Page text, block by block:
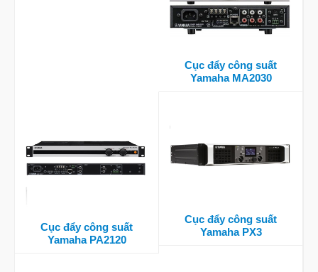
Cục đẩy công suất
Yamaha MA2030
Cục đẩy công suất
Yamaha PA2120
Cục đẩy công suất
Yamaha PX3